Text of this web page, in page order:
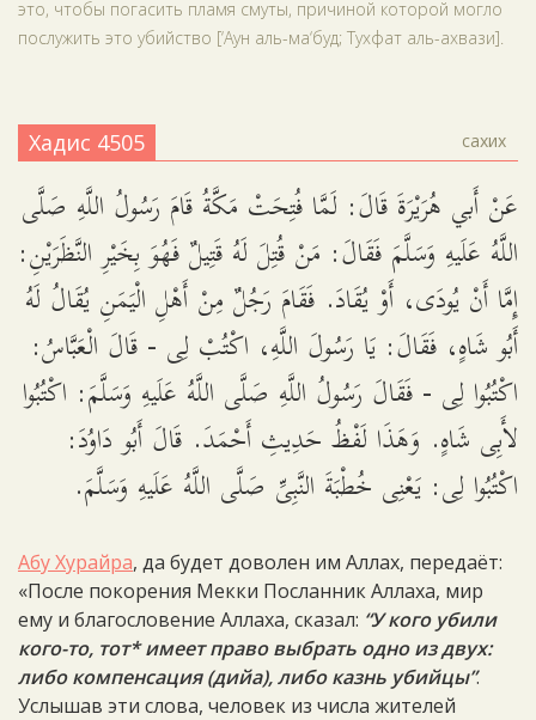
это, чтобы погасить пламя смуты, причиной которой могло
послужить это убийство [‘Аун аль-ма‘буд; Тухфат аль-ахвази].
Хадис 4505 сахих
عَنْ أَبي هُرَيْرَةَ قَالَ: لَمَّا فُتِحَتْ مَكَّةُ قَامَ رَسُولُ اللَّهِ صَلَّى
اللَّهُ عَلَيهِ وَسَلَّمَ فَقَالَ: مَنْ قُتِلَ لَهُ قَتِيلٌ فَهُوَ بِخَيْرِ النَّظَرَيْنِ:
إِمَّا أَنْ يُودَى، أَوْ يُقَادَ. فَقَامَ رَجُلٌ مِنْ أَهْلِ الْيَمَنِ يُقَالُ لَهُ
أَبُو شَاهٍ، فَقَالَ: يَا رَسُولَ اللَّهِ، اكْتُبْ لِى - قَالَ الْعَبَّاسُ:
اكْتُبُوا لِى - فَقَالَ رَسُولُ اللَّهِ صَلَّى اللَّهُ عَلَيهِ وَسَلَّمَ: اكْتُبُوا
لأَبِى شَاهٍ. وَهَذَا لَفْظُ حَدِيثِ أَحْمَدَ. قَالَ أَبُو دَاوُدَ:
اكْتُبُوا لِى: يَعْنِى خُطْبَةَ النَّبِىِّ صَلَّى اللَّهُ عَلَيهِ وَسَلَّمَ.
Абу Хурайра, да будет доволен им Аллах, передаёт:
«После покорения Мекки Посланник Аллаха, мир
ему и благословение Аллаха, сказал: “У кого убили
кого-то, тот* имеет право выбрать одно из двух:
либо компенсация (дийа), либо казнь убийцы”.
Услышав эти слова, человек из числа жителей